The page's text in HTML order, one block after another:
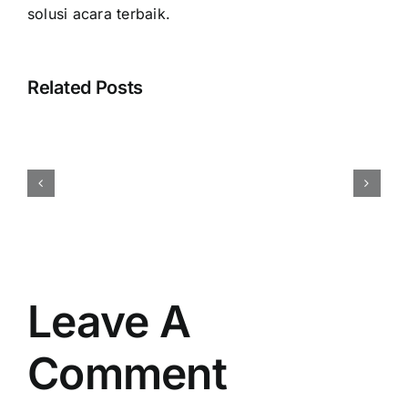
solusi acara terbaik.
Related Posts
Leave A
Comment